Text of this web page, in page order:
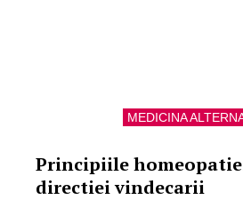
MEDICINA
Principiile
directiei vindecarii